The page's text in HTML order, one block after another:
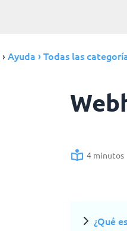
› Ayuda › Todas las
4 minutos
¿Qué